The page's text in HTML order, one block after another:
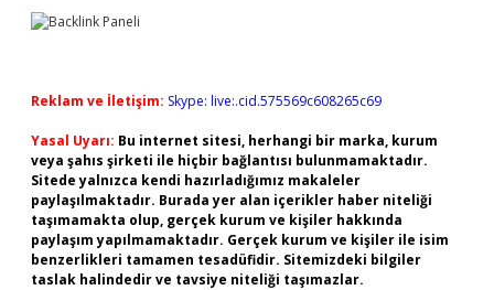
Reklam ve İletişim: Skype: live:.cid.575569c608265c69
Yasal Uyarı: Bu internet sitesi, herhangi bir marka, kurum
veya şahıs şirketi ile hiçbir bağlantısı bulunmamaktadır.
Sitede yalnızca kendi hazırladığımız makaleler
paylaşılmaktadır. Burada yer alan içerikler haber niteliği
taşımamakta olup, gerçek kurum ve kişiler hakkında
paylaşım yapılmamaktadır. Gerçek kurum ve kişiler ile isim
benzerlikleri tamamen tesadüfidir. Sitemizdeki bilgiler
taslak halindedir ve tavsiye niteliği taşımazlar.